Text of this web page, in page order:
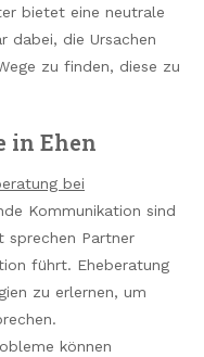
bietet eine neutrale
dabei, die Ursachen
zu finden, diese zu
in Ehen
bei
Kommunikation sind
sprechen Partner
führt. Eheberatung
zu erlernen, um
können